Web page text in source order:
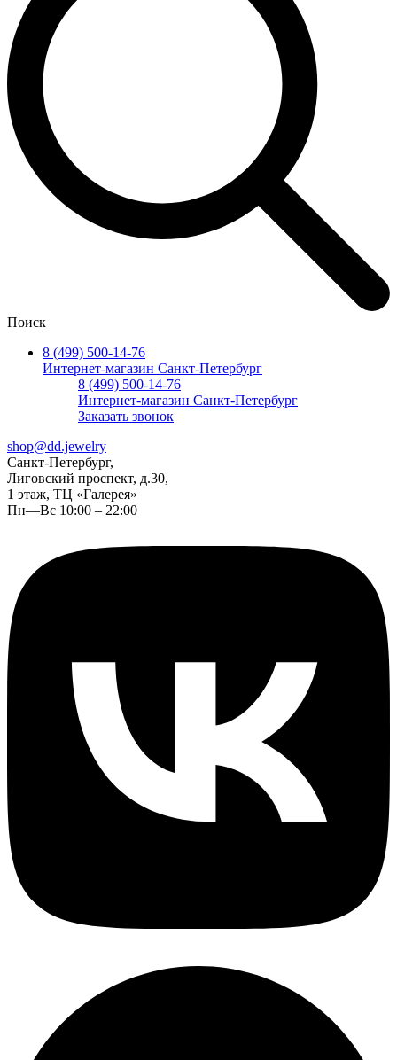
Поиск
8 (499) 500-14-76
Интернет-магазин Санкт-Петербург
8 (499) 500-14-76
Интернет-магазин Санкт-Петербург
Заказать звонок
shop@dd.jewelry
Санкт-Петербург,
Лиговский проспект, д.30,
1 этаж, ТЦ «Галерея»
Пн—Вс 10:00 – 22:00